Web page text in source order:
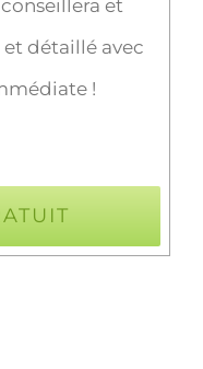
et
détaillé avec
!